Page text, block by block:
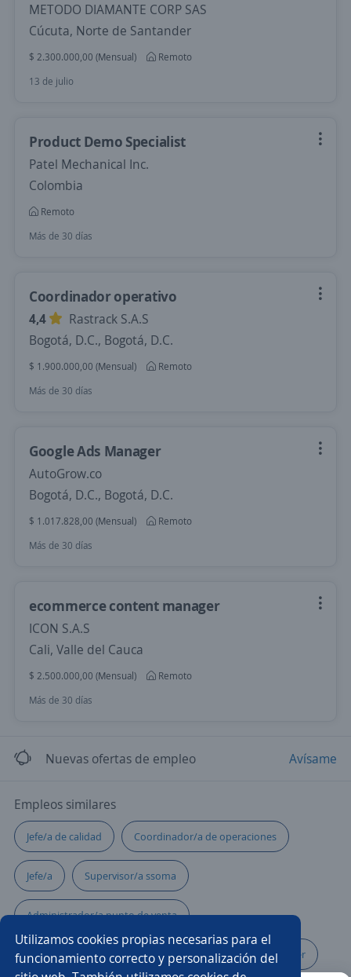
Utilizamos cookies propias necesarias para el
funcionamiento correcto y personalización del
METODO DIAMANTE CORP SAS
Cúcuta, Norte de Santander
$ 2.300.000,00 (Mensual)
Remoto
13 de julio
Product Demo Specialist
Patel Mechanical Inc.
Colombia
Remoto
Más de 30 días
Coordinador operativo
4,4
Rastrack S.A.S
Bogotá, D.C., Bogotá, D.C.
$ 1.900.000,00 (Mensual)
Remoto
Más de 30 días
Google Ads Manager
AutoGrow.co
Bogotá, D.C., Bogotá, D.C.
$ 1.017.828,00 (Mensual)
Remoto
Más de 30 días
ecommerce content manager
ICON S.A.S
Cali, Valle del Cauca
$ 2.500.000,00 (Mensual)
Remoto
Más de 30 días
Nuevas ofertas de empleo Avísame
Empleos similares
Jefe/a de calidad Coordinador/a de operaciones
Jefe/a Supervisor/a ssoma
Administrador/a punto de venta
Administrador/a de restaurante Community manager